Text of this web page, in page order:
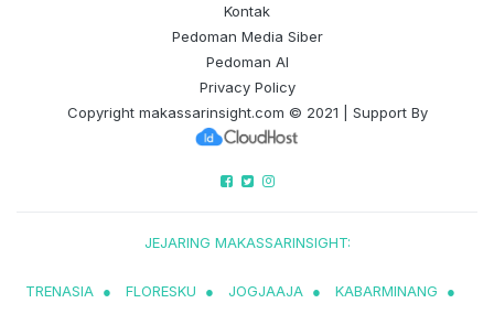
Kontak
Pedoman Media Siber
Pedoman AI
Privacy Policy
Copyright makassarinsight.com © 2021 | Support By
JEJARING MAKASSARINSIGHT:
TRENASIA ● FLORESKU ● JOGJAAJA ● KABARMINANG
●